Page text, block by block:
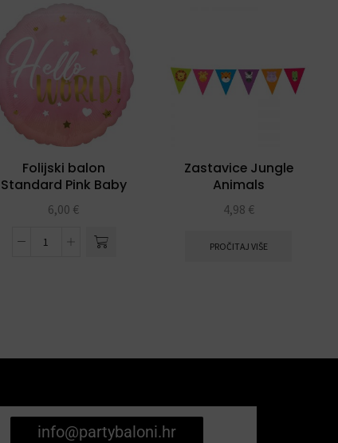
Folijski balon
Standard Pink Baby
Girl
6,00 €
Zastavice Jungle
Animals
4,98 €
PROČITAJ VIŠE
info@partybaloni.hr